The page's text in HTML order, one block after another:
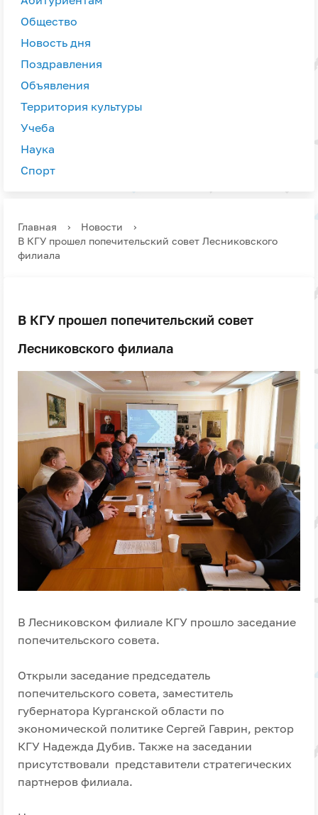
Общество
Новость дня
Поздравления
Объявления
Территория культуры
Учеба
Наука
Спорт
Главная › Новости
›
В КГУ прошел попечительский совет Лесниковского
филиала
В КГУ прошел попечительский совет
Лесниковского филиала
В Лесниковском филиале КГУ прошло заседание
попечительского совета.
Открыли заседание председатель
попечительского совета, заместитель
губернатора Курганской области по
экономической политике Сергей Гаврин, ректор
КГУ Надежда Дубив. Также на заседании
присутствовали представители стратегических
партнеров филиала.